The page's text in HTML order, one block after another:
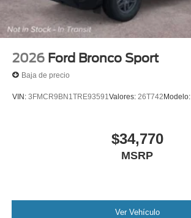
2026 Ford Bronco Sport
Baja de precio
VIN: 3FMCR9BN1TRE93591 Valores: 26T742Modelo:
$34,770
MSRP
Ver Vehículo